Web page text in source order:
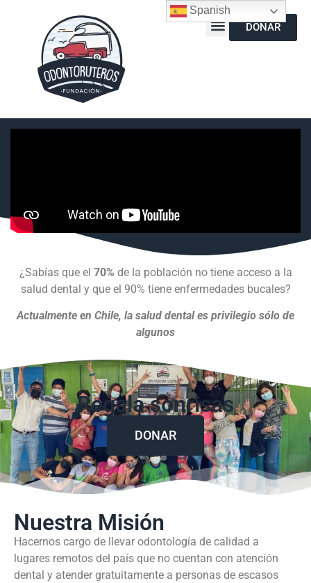
DONAR
¿Sabías que el 70% de la población no tiene acceso a la
salud dental y que el 90% tiene enfermedades bucales?
Actualmente en Chile, la salud dental es privilegio sólo de
algunos
Regala sonrisas
DONAR
Nuestra Misión
Hacernos cargo de llevar odontología de calidad a
lugares remotos del país que no cuentan con atención
dental y atender gratuitamente a personas de escasos
Spanish